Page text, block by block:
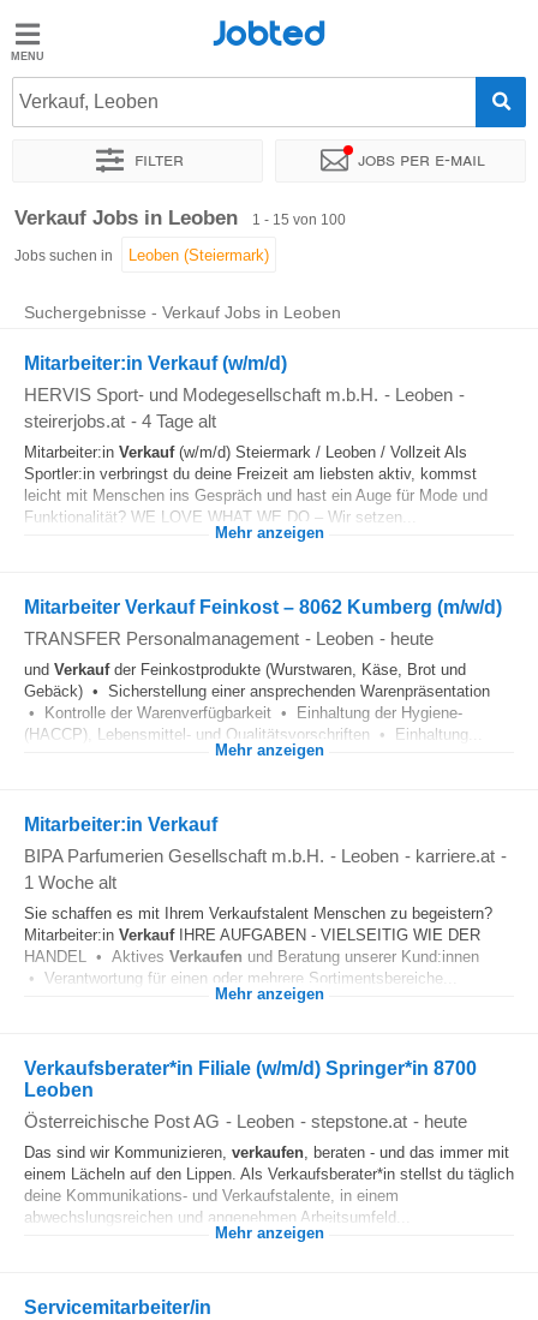
Jobted
Jobs
Jobted
Verkauf, Leoben
Filter Jobs per e-mail
Sortieren nach Genauer Standort Unternehmen
Verkauf Jobs in Leoben 1 - 15 von 100
Jobs suchen in
Suchergebnisse - Verkauf Jobs in Leoben
Mitarbeiter:in Verkauf (w/m/d)
HERVIS Sport- und Modegesellschaft m.b.H. - Leoben -
steirerjobs.at - 4 Tage alt
Mitarbeiter:in Verkauf(w/m/d) Steiermark / Leoben / Vollzeit Als
Sportler:in verbringst du deine Freizeit am liebsten aktiv, kommst
leicht mit Menschen ins Gespräch und hast ein Auge für Mode und
Funktionalität? WE LOVE WHAT WE DO – Wir setzen...
Mehr anzeigen
Mitarbeiter Verkauf Feinkost – 8062 Kumberg (m/w/d)
TRANSFER Personalmanagement - Leoben - heute
und Verkaufder Feinkostprodukte (Wurstwaren, Käse, Brot und
Gebäck) • Sicherstellung einer ansprechenden Warenpräsentation
• Kontrolle der Warenverfügbarkeit • Einhaltung der Hygiene-
(HACCP), Lebensmittel- und Qualitätsvorschriften • Einhaltung...
Mehr anzeigen
Mitarbeiter:in Verkauf
BIPA Parfumerien Gesellschaft m.b.H. - Leoben - karriere.at -
1 Woche alt
Sie schaffen es mit Ihrem Verkaufstalent Menschen zu begeistern?
Mitarbeiter:in VerkaufIHRE AUFGABEN - VIELSEITIG WIE DER
HANDEL • Aktives Verkaufen und Beratung unserer Kund:innen
• Verantwortung für einen oder mehrere Sortimentsbereiche...
Mehr anzeigen
Verkaufsberater*in Filiale (w/m/d) Springer*in 8700
Leoben
Österreichische Post AG - Leoben - stepstone.at - heute
Das sind wir Kommunizieren, verkaufen, beraten - und das immer mit
einem Lächeln auf den Lippen. Als Verkaufsberater*in stellst du täglich
deine Kommunikations- und Verkaufstalente, in einem
abwechslungsreichen und angenehmen Arbeitsumfeld...
Mehr anzeigen
Servicemitarbeiter/in